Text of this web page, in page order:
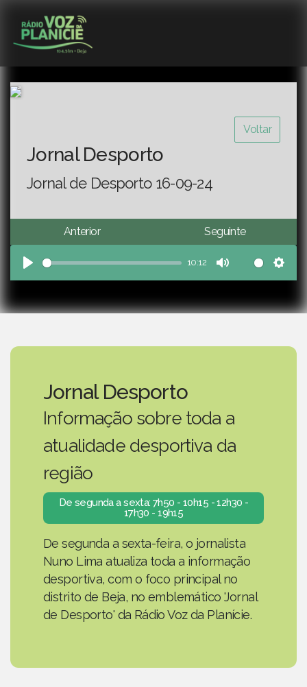
Voltar
Jornal Desporto
Jornal de Desporto 16-09-24
Anterior Seguinte
Play
10:12
Mute
Jornal Desporto
Informação sobre toda a
atualidade desportiva da
região
De segunda a sexta: 7h50 - 10h15 - 12h30 -
17h30 - 19h15
De segunda a sexta-feira, o jornalista
Nuno Lima atualiza toda a informação
desportiva, com o foco principal no
distrito de Beja, no emblemático 'Jornal
de Desporto' da Rádio Voz da Planície.